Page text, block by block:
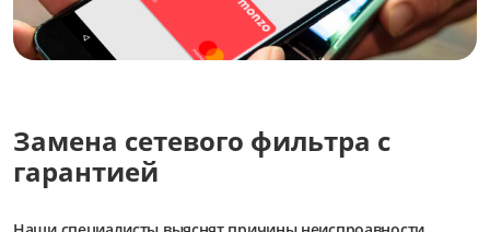
Замена сетевого фильтра с
гарантией